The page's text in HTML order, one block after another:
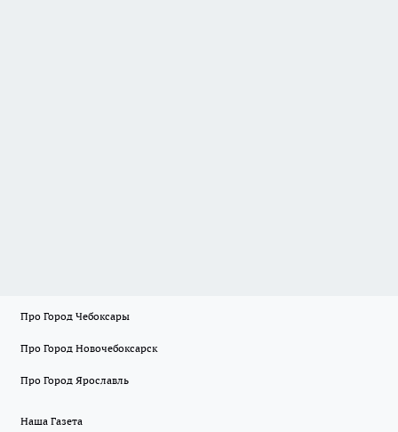
Про Город Чебоксары
Про Город Новочебоксарск
Про Город Ярославль
Наша Газета